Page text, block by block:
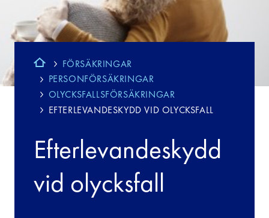
FÖRSÄKRINGAR
PERSONFÖRSÄKRINGAR
OLYCKSFALLSFÖRSÄKRINGAR
EFTERLEVANDESKYDD VID OLYCKSFALL
Efterlevandeskydd
vid olycksfall